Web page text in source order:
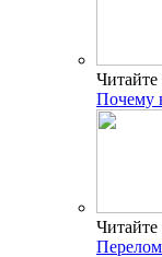
Читайте
Почему
Читайте